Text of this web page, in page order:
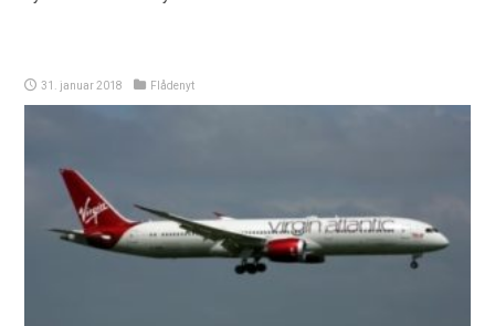
31. januar 2018 Flådenyt